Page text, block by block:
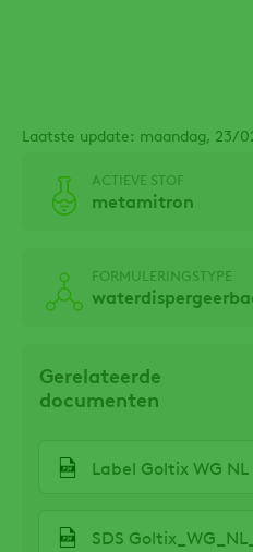
Laatste update: maandag, 23/
ACTIEVE STOF
metamitron
FORMULERINGSTYPE
Gerelateerde
documenten
Label Goltix WG
SDS